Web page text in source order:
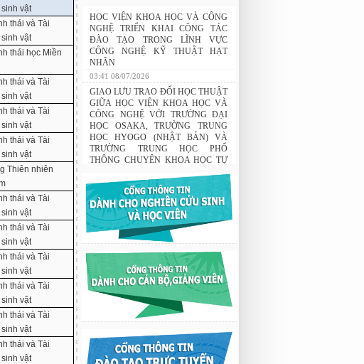
vật
thái và Tài
vật
thái học Miền
thái và Tài
vật
thái và Tài
vật
thái và Tài
vật
Thiên nhiên
thái và Tài
vật
thái và Tài
vật
thái và Tài
vật
thái và Tài
vật
thái và Tài
vật
thái và Tài
vật
HỌC VIỆN KHOA HỌC VÀ CÔNG
NGHỆ TRIỂN KHAI CÔNG TÁC
ĐÀO TẠO TRONG LĨNH VỰC
CÔNG NGHỆ KỸ THUẬT HẠT
NHÂN
03:41 08/07/2026
GIAO LƯU TRAO ĐỔI HỌC THUẬT
GIỮA HỌC VIỆN KHOA HỌC VÀ
CÔNG NGHỆ VỚI TRƯỜNG ĐẠI
HỌC OSAKA, TRƯỜNG TRUNG
HỌC HYOGO (NHẬT BẢN) VÀ
TRƯỜNG TRUNG HỌC PHỔ
THÔNG CHUYÊN KHOA HỌC TỰ
02:22 23/07/2026
THÔNG BÁO: Về việc đăng ký tham
gia lớp bồi dưỡng nghiệp vụ sư phạm
cho giảng viên.
03:12 29/07/2026
Nghiên cứu chế tạo hệ thống xác định
hướng vật thể độ chính xác cao dựa trên
từ kế và vật liệu biến hóa
9:33 sáng thứ hai, 03/08/2026
Nghiên cứu chế tạo hệ thống xác định
hướng vật thể độ chính xác cao dựa trên
9:33 sáng thứ hai, 03/08/2026